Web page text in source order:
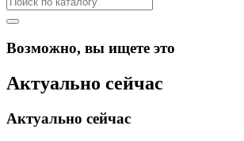
Возможно, вы ищете это
Актуально сейчас
Актуально сейчас